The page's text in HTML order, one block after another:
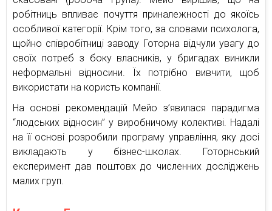
робітниць впливає почуття приналежності до якоїсь
особливої категорії. Крім того, за словами психолога,
щойно співробітниці заводу Готорна відчули увагу до
своїх потреб з боку власників, у бригадах виникли
неформальні відносини. Їх потрібно вивчити, щоб
використати на користь компанії.
На основі рекомендацій Мейо з’явилася парадигма
“людських відносин” у виробничому колективі. Надалі
на її основі розробили програму управління, яку досі
викладають у бізнес-школах. Готорнський
експеримент дав поштовх до численних досліджень
малих груп.